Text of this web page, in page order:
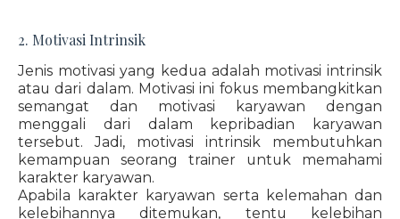
2. Motivasi Intrinsik
Jenis motivasi yang kedua adalah motivasi intrinsik
atau dari dalam. Motivasi ini fokus membangkitkan
semangat dan motivasi karyawan dengan
menggali dari dalam kepribadian karyawan
tersebut. Jadi, motivasi intrinsik membutuhkan
kemampuan seorang trainer untuk memahami
karakter karyawan.
Apabila karakter karyawan serta kelemahan dan
kelebihannya ditemukan, tentu kelebihan